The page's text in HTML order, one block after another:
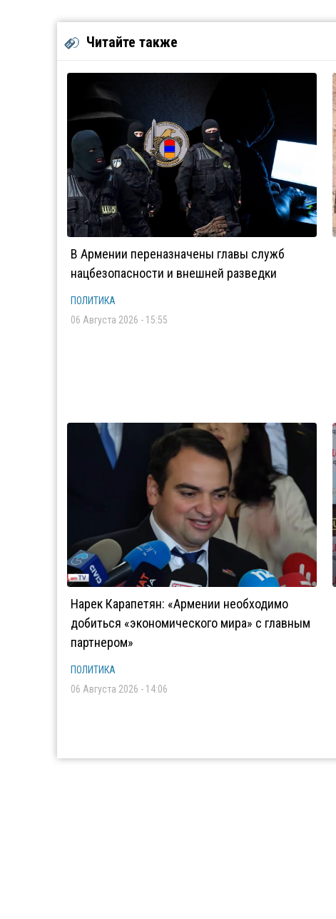
Читайте также
В Армении переназначены главы служб
нацбезопасности и внешней разведки
ПОЛИТИКА
06 Августа 2026 - 15:55
Нарек Карапетян: «Армении необходимо
добиться «экономического мира» с главным
партнером»
ПОЛИТИКА
06 Августа 2026 - 14:06